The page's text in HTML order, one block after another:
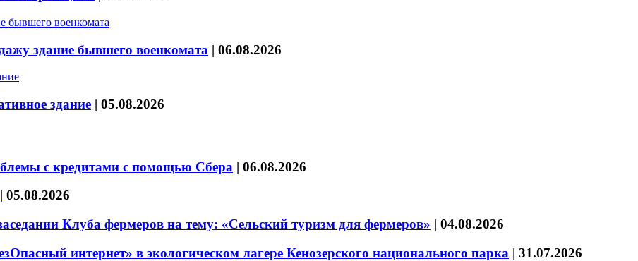
здание бывшего военкомата | 06.08.2026
здание | 05.08.2026
с кредитами с помощью Сбера | 06.08.2026
| 05.08.2026
Клуба фермеров на тему: «Сельский туризм для фермеров» | 04.08.2026
интернет» в экологическом лагере Кенозерского национального парка | 31.07.2026